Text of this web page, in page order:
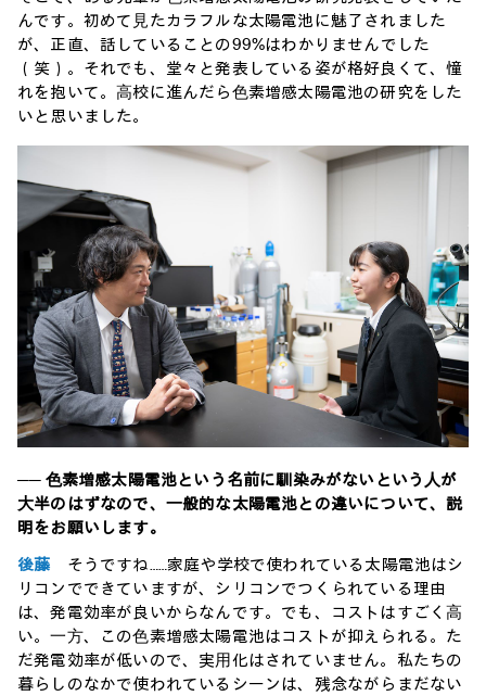
んです。初めて⾒たカラフルな太陽電池に魅了されました
が、正直、話していることの99%はわかりませんでした
（笑）。それでも、堂々と発表している姿が格好良くて、憧
れを抱いて。⾼校に進んだら⾊素増感太陽電池の研究をした
いと思いました。
── ⾊素増感太陽電池という名前に馴染みがないという⼈が
⼤半のはずなので、⼀般的な太陽電池との違いについて、説
明をお願いします。
後藤 そうですね……家庭や学校で使われている太陽電池はシ
リコンでできていますが、シリコンでつくられている理由
は、発電効率が良いからなんです。でも、コストはすごく⾼
い。⼀⽅、この⾊素増感太陽電池はコストが抑えられる。た
だ発電効率が低いので、実⽤化はされていません。私たちの
暮らしのなかで使われているシーンは、残念ながらまだない